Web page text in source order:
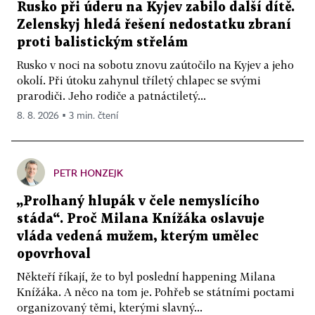
Rusko při úderu na Kyjev zabilo další dítě.
Zelenskyj hledá řešení nedostatku zbraní
proti balistickým střelám
Rusko v noci na sobotu znovu zaútočilo na Kyjev a jeho
okolí. Při útoku zahynul tříletý chlapec se svými
prarodiči. Jeho rodiče a patnáctiletý...
8. 8. 2026 ▪ 3 min. čtení
PETR HONZEJK
„Prolhaný hlupák v čele nemyslícího
stáda“. Proč Milana Knížáka oslavuje
vláda vedená mužem, kterým umělec
opovrhoval
Někteří říkají, že to byl poslední happening Milana
Knížáka. A něco na tom je. Pohřeb se státními poctami
organizovaný těmi, kterými slavný...